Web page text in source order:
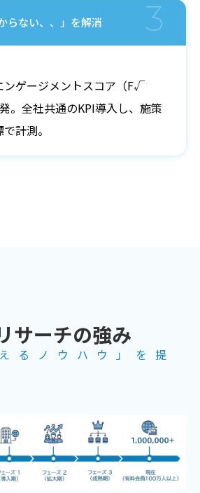
らない、、」を解消 3
ンゲージメントスコア（F√
。全社共通のKPI導入し、施策
計測。
サーチの強み
るノウハウ」を提